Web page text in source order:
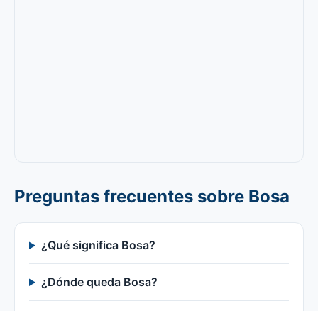
Preguntas frecuentes sobre Bosa
¿Qué significa Bosa?
¿Dónde queda Bosa?